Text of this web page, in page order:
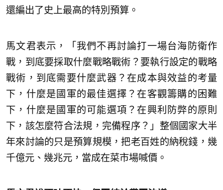
還編出了史上最高的特別預算。
馬文君表示，「我們不再討論打一場台海防衛作
戰，到底要採取什麼戰略戰術？要執行設定的戰略
戰術，到底需要什麼武器？在成本與效益的考量
下，什麼是國軍的最佳選擇？在客觀籌購的困難
下，什麼是國軍的可能選項？在興利防弊的原則
下，該怎麼符合法規，完備程序？」整個國家大半
年來討論的只是預算規模，把老百姓的納稅錢，幾
千億元、幾兆元，當成在菜市場喊價。